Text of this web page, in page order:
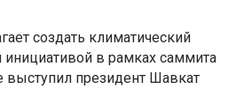
создать климатический
в рамках саммита
президент Шавкат